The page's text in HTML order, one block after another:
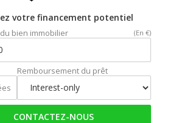
votre financement potentiel
bien immobilier (En €)
Remboursement du prêt
CONTACTEZ-NOUS